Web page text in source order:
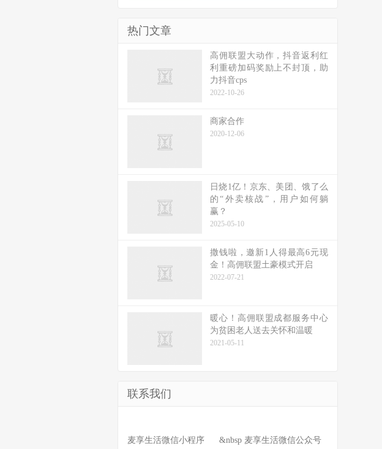
热门文章
高佣联盟大动作，抖音返利红
利重磅加码奖励上不封顶，助
力抖音cps
2022-10-26
商家合作
2020-12-06
日烧1亿！京东、美团、饿了么
的“外卖核战”，用户如何躺
赢？
2025-05-10
撒钱啦，邀新1人得最高6元现
金！高佣联盟土豪模式开启
2022-07-21
暖心！高佣联盟成都服务中心
为贫困老人送去关怀和温暖
2021-05-11
联系我们
麦享生活微信小程序 &nbsp 麦享生活微信公众号